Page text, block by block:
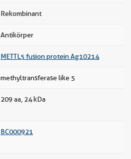
Rekombinant
Antikörper
METTL5 fusion protein Ag10214
methyltransferase like 5
209 aa, 24 kDa
BC000921